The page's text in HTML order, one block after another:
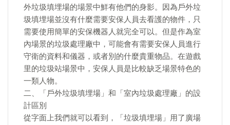
外垃圾填埋場的場景中鮮有他們的身影。因為戶外垃
圾填埋場並沒有什麼需要安保人員去看護的物件，只
需要使用簡單的安保機器人就完全可以。但是作為室
內場景的垃圾處理廠中，可能會有需要安保人員進行
守衛的資料和儀器，或者別的什麼貴重物品。在遊戲
里的垃圾站場景中，安保人員是比較缺乏場景特色的
一類人物。
二、「戶外垃圾填埋場」和「室內垃圾處理廠」的設
計區別
從字面上我們就可以看到，「垃圾填埋場」用了廣場